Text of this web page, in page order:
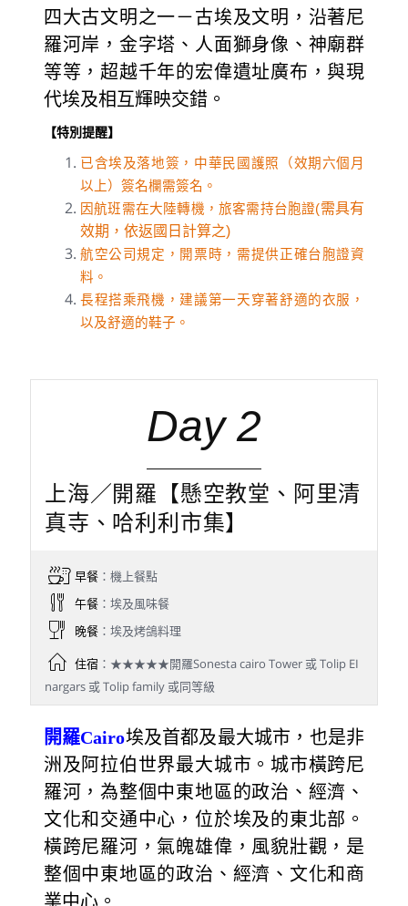
四大古文明之一－古埃及文明，沿著尼
羅河岸，金字塔、人面獅身像、神廟群
等等，超越千年的宏偉遺址廣布，與現
代埃及相互輝映交錯。
【特別提醒】
已含埃及落地簽，中華民國護照（效期六個月
以上）簽名欄需簽名。
因航班需在大陸轉機，旅客需持台胞證(需具有
效期，依返國日計算之)
航空公司規定，開票時，需提供正確台胞證資
料。
長程搭乘飛機，建議第一天穿著舒適的衣服，
以及舒適的鞋子。
Day 2
上海／開羅【懸空教堂、阿里清
真寺、哈利利市集】
早餐：機上餐點
午餐：埃及風味餐
晚餐：埃及烤鴿料理
住宿：★★★★★開羅Sonesta cairo Tower 或 Tolip EI
nargars 或 Tolip family 或同等級
開羅Cairo埃及首都及最大城市，也是非
洲及阿拉伯世界最大城市。城市橫跨尼
羅河，為整個中東地區的政治、經濟、
文化和交通中心，位於埃及的東北部。
橫跨尼羅河，氣魄雄偉，風貌壯觀，是
整個中東地區的政治、經濟、文化和商
業中心。